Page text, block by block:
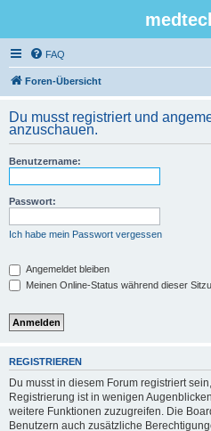
FAQ
Foren-Übersicht
Du musst registriert und
anzuschauen.
Benutzername:
Passwort:
Ich habe mein Passwort vergessen
Angemeldet bleiben
Meinen Online-Status während dieser
REGISTRIEREN
Du musst in diesem Forum registriert
Registrierung ist in wenigen
weitere Funktionen zuzugreifen. Die
Benutzern auch zusätzliche